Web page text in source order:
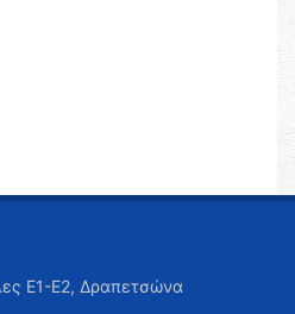
Ε1-Ε2, Δραπετσώνα